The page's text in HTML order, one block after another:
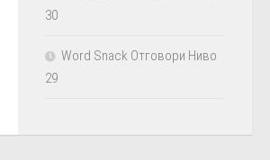
30
Word Snack Отговори Ниво
29